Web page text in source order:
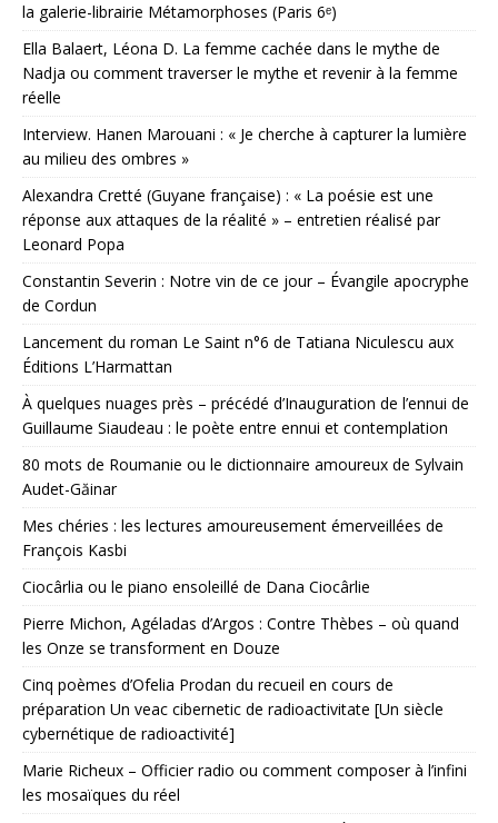
la galerie-librairie Métamorphoses (Paris 6ᵉ)
Ella Balaert, Léona D. La femme cachée dans le mythe de
Nadja ou comment traverser le mythe et revenir à la femme
réelle
Interview. Hanen Marouani : « Je cherche à capturer la lumière
au milieu des ombres »
Alexandra Cretté (Guyane française) : « La poésie est une
réponse aux attaques de la réalité » – entretien réalisé par
Leonard Popa
Constantin Severin : Notre vin de ce jour – Évangile apocryphe
de Cordun
Lancement du roman Le Saint n°6 de Tatiana Niculescu aux
Éditions L’Harmattan
À quelques nuages près – précédé d’Inauguration de l’ennui de
Guillaume Siaudeau : le poète entre ennui et contemplation
80 mots de Roumanie ou le dictionnaire amoureux de Sylvain
Audet-Găinar
Mes chéries : les lectures amoureusement émerveillées de
François Kasbi
Ciocârlia ou le piano ensoleillé de Dana Ciocârlie
Pierre Michon, Agéladas d’Argos : Contre Thèbes – où quand
les Onze se transforment en Douze
Cinq poèmes d’Ofelia Prodan du recueil en cours de
préparation Un veac cibernetic de radioactivitate [Un siècle
cybernétique de radioactivité]
Marie Richeux – Officier radio ou comment composer à l’infini
les mosaïques du réel